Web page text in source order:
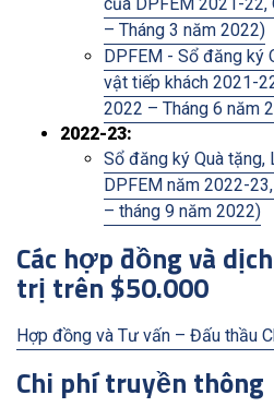
của DPFEM 2021-22,
– Tháng 3 năm 2022)
DPFEM - Sổ đăng ký
vật tiếp khách 2021-
2022 – Tháng 6 năm
2022-23:
Sổ đăng ký Quà tặng,
DPFEM năm 2022-
– tháng 9 năm 2022)
Các hợp đồng và
trị trên $50.000
Hợp đồng và Tư vấn – Đấu thầu
Chi phí truyền thông